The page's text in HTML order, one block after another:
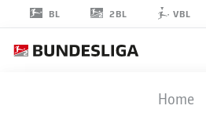
BL 2BL VBL
Home